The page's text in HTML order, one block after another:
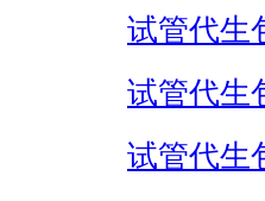
试管代生
试管代生
试管代生